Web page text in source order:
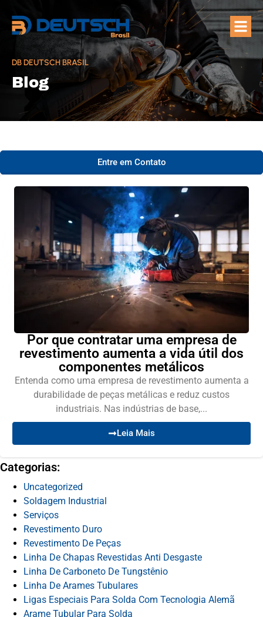
DB DEUTSCH BRASIL
Blog
Entre em Contato
Por que contratar uma empresa de
revestimento aumenta a vida útil dos
componentes metálicos
Entenda como uma empresa de revestimento aumenta a
durabilidade de peças metálicas e reduz custos
industriais. Nas indústrias de base,...
Leia Mais
Categorias:
Uncategorized
Soldagem Industrial
Serviços
Revestimento Duro
Revestimento De Peças
Linha De Chapas Revestidas Anti Desgaste
Linha De Carboneto De Tungstênio
Linha De Arames Tubulares
Ligas Especiais Para Solda Com Tecnologia Alemã
Arame Tubular Para Solda